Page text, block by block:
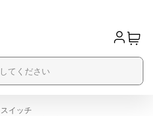
スイッチ